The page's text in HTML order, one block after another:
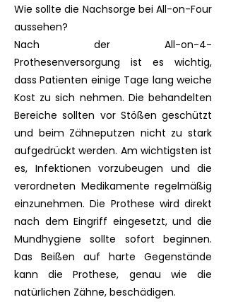
Wie sollte die Nachsorge bei All-on-Four
aussehen?
Nach der All-on-4-
Prothesenversorgung ist es wichtig,
dass Patienten einige Tage lang weiche
Kost zu sich nehmen. Die behandelten
Bereiche sollten vor Stößen geschützt
und beim Zähneputzen nicht zu stark
aufgedrückt werden. Am wichtigsten ist
es, Infektionen vorzubeugen und die
verordneten Medikamente regelmäßig
einzunehmen. Die Prothese wird direkt
nach dem Eingriff eingesetzt, und die
Mundhygiene sollte sofort beginnen.
Das Beißen auf harte Gegenstände
kann die Prothese, genau wie die
natürlichen Zähne, beschädigen.